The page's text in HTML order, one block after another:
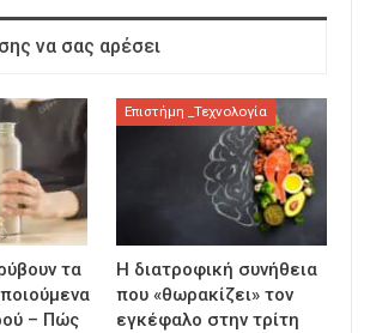
να σας αρέσει
τα
– Πώς
Επιστήμη _Τεχνολογία
Η διατροφική συνήθεια
που «θωρακίζει» τον
εγκέφαλο στην τρίτη